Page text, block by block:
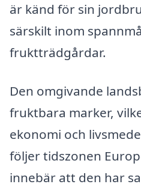
är känd för sin
särskilt inom
fruktträdgårdar.
Den omgivande
fruktbara marker,
ekonomi och
följer tidszonen
innebär att den har